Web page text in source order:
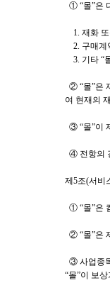
① “몰”은
1. 재화 또
2. 구매계
3. 기타 “
② “몰”은
여 현재의
③ “몰”이
④ 전항의
제5조(서비
① “몰”은
② “몰”은
③ 사업종
“몰”이 보